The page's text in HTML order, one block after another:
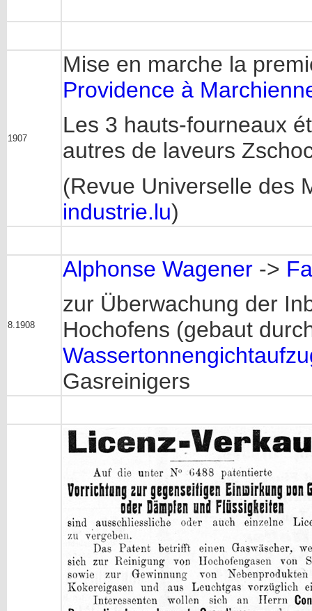
1907
Mise en marche la
Providence à
Les 3 hauts-fourneaux
autres de laveurs
(Revue Universelle des
industrie.lu)
8.1908
Alphonse Wagener ->
zur Überwachung der
Hochofens (gebaut
Gasreinigers